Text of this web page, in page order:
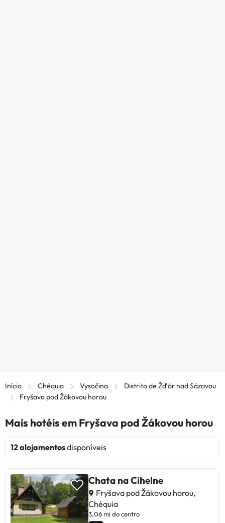
Início Chéquia Vysočina
Distrito de Žďár nad Sázavou
Fryšava pod Žákovou horou
Mais hotéis em Fryšava pod Žákovou horou
12 alojamentosdisponíveis
Chata na Cihelne
Fryšava pod Žákovou horou,
Chéquia
3,06 mi do centro